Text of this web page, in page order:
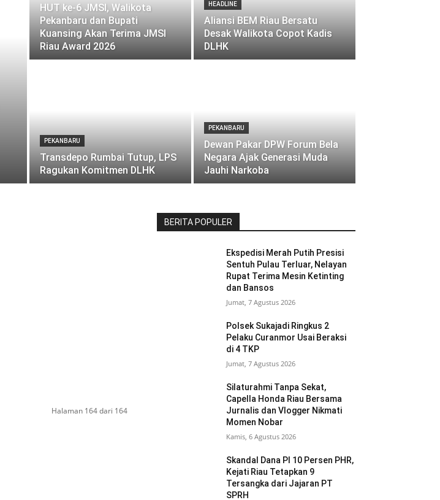
HUT ke-6 JMSI, Walikota
Pekanbaru dan Bupati
Kuansing Akan Terima JMSI
Riau Award 2026
HEADLINE
Aliansi BEM Riau Bersatu
Desak Walikota Copot Kadis
DLHK
PEKANBARU
Transdepo Rumbai Tutup, LPS
Ragukan Komitmen DLHK
PEKANBARU
Dewan Pakar DPW Forum Bela
Negara Ajak Generasi Muda
Jauhi Narkoba
Halaman 164 dari 164
BERITA POPULER
Ekspedisi Merah Putih Presisi
Sentuh Pulau Terluar, Nelayan
Rupat Terima Mesin Ketinting
dan Bansos
Jumat, 7 Agustus 2026
Polsek Sukajadi Ringkus 2
Pelaku Curanmor Usai Beraksi
di 4 TKP
Jumat, 7 Agustus 2026
Silaturahmi Tanpa Sekat,
Capella Honda Riau Bersama
Jurnalis dan Vlogger Nikmati
Momen Nobar
Kamis, 6 Agustus 2026
Skandal Dana PI 10 Persen PHR,
Kejati Riau Tetapkan 9
Tersangka dari Jajaran PT
SPRH